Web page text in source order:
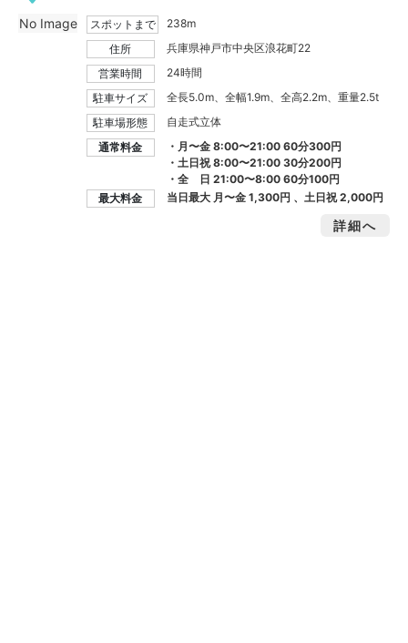
スポットまで
238m
住所
兵庫県神戸市中央区浪花町22
営業時間
24時間
駐車サイズ
全長5.0m、全幅1.9m、全高2.2m、重量2.5t
駐車場形態
自走式立体
通常料金
・月〜金 8:00〜21:00 60分300円
・土日祝 8:00〜21:00 30分200円
・全 日 21:00〜8:00 60分100円
最大料金
当日最大 月〜金1,300円 、土日祝2,000円
詳細へ
No Image